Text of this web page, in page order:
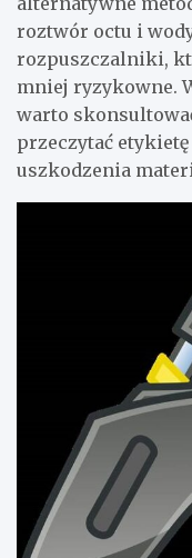
roztwór octu i
rozpuszczalniki,
mniej ryzykowne.
warto
przeczytać
uszkodzenia